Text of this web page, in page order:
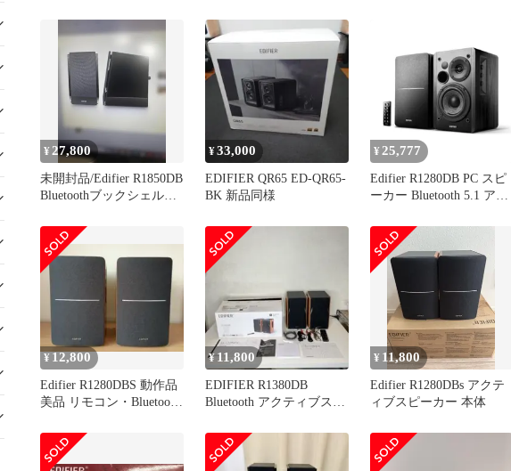
[AC電源/2.0ch] ED-
R1380DB-BR-A 未使用 送
料無料
¥ 27,800
未開封品/Edifier R1850DB
Bluetoothブックシェルフ2
¥33,000
EDIFIER QR65 ED-QR65-
BK 新品同様
¥ 25,777
Edifier R1280DB PC スピ
ーカー Bluetooth 5.1 アク
ブルートゥー
ス/RCA/AUX/光/同軸入
力，内蔵アンプ-4インチ
ドライバー＆5インチツ
イーター，42W出力，
【アップグレード】精密
リモコン，ターンテーブ
ル
¥ 12,800
Edifier R1280DBS 動作品
美品 リモコン・Bluetooth
¥11,800
EDIFIER R1380DB
Bluetooth アクティブスピ
¥ 11,800
Edifier R1280DBs アクテ
ィブスピーカー 本体